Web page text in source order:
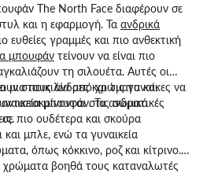
The North Face διαφέρουν σε
και η εφαρμογή. Τα ανδρικά
ευθείες γραμμές και πιο ανθεκτική
μπουφάν τείνουν να είναι πιο
τη σιλουέτα. Αυτές οι
στους άνδρες και τις γυναίκες να
στις σωματικές
ποικιλία από χρώματα και
μπουφάν. Τα ανδρικά
πιο ουδέτερα και σκούρα
μπλε, ενώ τα γυναικεία
όπως κόκκινο, ροζ και κίτρινο.
βοηθά τους καταναλωτές